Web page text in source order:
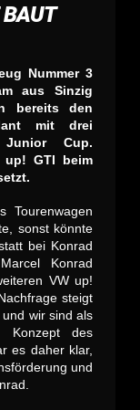
BAUT
Nummer 3
aus Sinzig
bereits den
mit drei
Junior Cup.
up! GTI beim
Tourenwagen
sonst könnte
bei Konrad
Konrad
VW up!
steigt
wir sind als
Konzept des
es daher klar,
und